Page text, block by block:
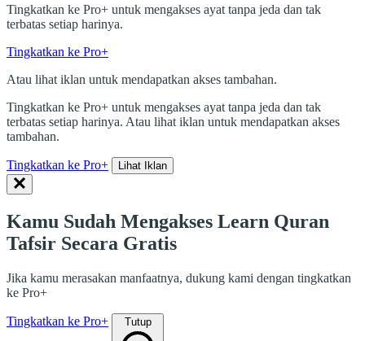
Tingkatkan ke Pro+ untuk mengakses ayat tanpa jeda dan tak
terbatas setiap harinya.
Tingkatkan ke Pro+
Atau lihat iklan untuk mendapatkan akses tambahan.
Tingkatkan ke Pro+ untuk mengakses ayat tanpa jeda dan tak
terbatas setiap harinya. Atau lihat iklan untuk mendapatkan akses
tambahan.
Tingkatkan ke Pro+ Lihat Iklan
Kamu Sudah Mengakses Learn Quran
Tafsir Secara Gratis
Jika kamu merasakan manfaatnya, dukung kami dengan tingkatkan
ke Pro+
Tingkatkan ke Pro+ Tutup